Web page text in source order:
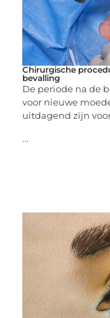
Chirurgische
bevalling
De periode na de
voor nieuwe
uitdagend zijn
...